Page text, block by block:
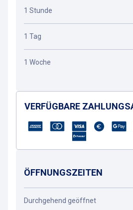
1 Stunde
1 Tag
1 Woche
VERFÜGBARE
ÖFFNUNGSZEITEN
Durchgehend geöffnet